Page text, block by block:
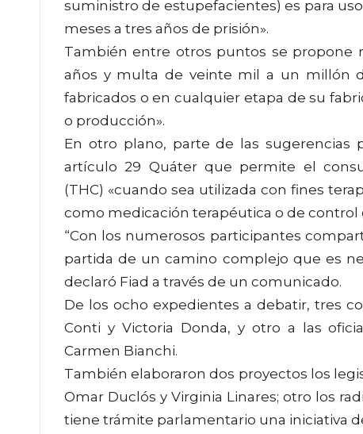
suministro de estupefacientes) es para
meses a tres años de prisión».
También entre otros puntos se propone
años y multa de veinte mil a un millón
fabricados o en cualquier etapa de su
o producción».
En otro plano, parte de las sugerencias
artículo 29 Quáter que permite el
(THC) «cuando sea utilizada con fines
como medicación terapéutica o de control
“Con los numerosos participantes
partida de un camino complejo que es
declaró Fiad a través de un comunicado.
De los ocho expedientes a debatir, tres
Conti y Victoria Donda, y otro a las
Carmen Bianchi.
También elaboraron dos proyectos los
Omar Duclós y Virginia Linares; otro los
tiene trámite parlamentario una iniciativa